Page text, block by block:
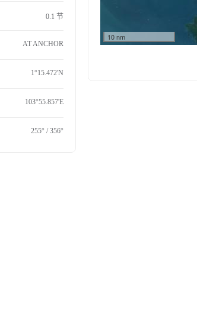
0.1 节
AT ANCHOR
1°15.472'N
103°55.857'E
255° / 356°
10 nm